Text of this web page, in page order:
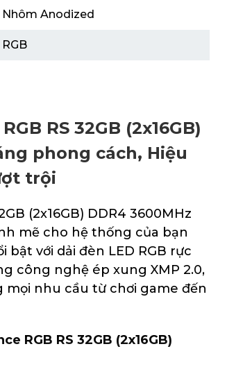
Nhôm Anodized
RGB
RS 32GB (2x16GB)
phong cách, Hiệu
trội
(2x16GB) DDR4 3600MHz
mẽ cho hệ thống của bạn
với dải đèn LED RGB rực
công nghệ ép xung XMP 2.0,
mọi nhu cầu từ chơi game đến
RGB RS 32GB (2x16GB)